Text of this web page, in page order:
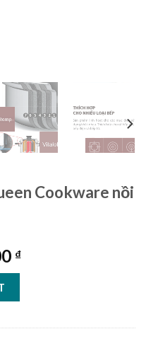
Cookware nồi
₫.
₫Current